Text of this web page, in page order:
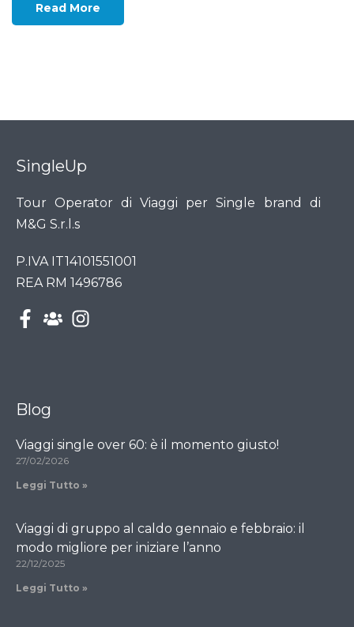
Read More
SingleUp
Tour Operator di Viaggi per Single brand di
M&G S.r.l.s
P.IVA IT14101551001
REA RM 1496786
Blog
Viaggi single over 60: è il momento giusto!
27/02/2026
Leggi Tutto »
Viaggi di gruppo al caldo gennaio e febbraio: il
modo migliore per iniziare l’anno
22/12/2025
Leggi Tutto »